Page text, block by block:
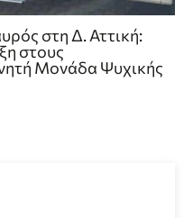
στη Δ. Αττική:
στους
Μονάδα Ψυχικής